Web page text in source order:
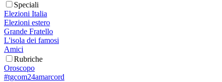
Speciali
Elezioni Italia
Elezioni estero
Grande Fratello
L'isola dei famosi
Amici
Rubriche
Oroscopo
#tgcom24amarcord